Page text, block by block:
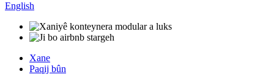
English
Xane
Paqij bûn